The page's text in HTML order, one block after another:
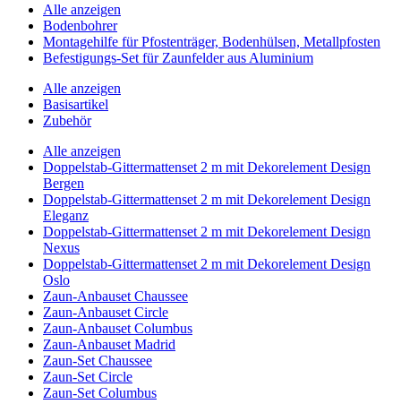
Alle anzeigen
Bodenbohrer
Montagehilfe für Pfostenträger, Bodenhülsen, Metallpfosten
Befestigungs-Set für Zaunfelder aus Aluminium
Alle anzeigen
Basisartikel
Zubehör
Alle anzeigen
Doppelstab-Gittermattenset 2 m mit Dekorelement Design
Bergen
Doppelstab-Gittermattenset 2 m mit Dekorelement Design
Eleganz
Doppelstab-Gittermattenset 2 m mit Dekorelement Design
Nexus
Doppelstab-Gittermattenset 2 m mit Dekorelement Design
Oslo
Zaun-Anbauset Chaussee
Zaun-Anbauset Circle
Zaun-Anbauset Columbus
Zaun-Anbauset Madrid
Zaun-Set Chaussee
Zaun-Set Circle
Zaun-Set Columbus